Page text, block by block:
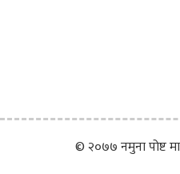
© २०७७ नमुना पोष्ट